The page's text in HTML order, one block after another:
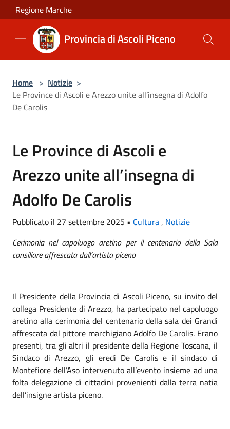
Salta al contenuto principale
Regione Marche
Provincia di Ascoli Piceno
Home > Notizie >
Le Province di Ascoli e Arezzo unite all’insegna di Adolfo
De Carolis
Le Province di Ascoli e
Arezzo unite all’insegna di
Adolfo De Carolis
Pubblicato il 27 settembre 2025 • Cultura, Notizie
Cerimonia nel capoluogo aretino per il centenario della Sala
consiliare affrescata dall’artista piceno
Il Presidente della Provincia di Ascoli Piceno, su invito del
collega Presidente di Arezzo, ha partecipato nel capoluogo
aretino alla cerimonia del centenario della sala dei Grandi
affrescata dal pittore marchigiano Adolfo De Carolis. Erano
presenti, tra gli altri il presidente della Regione Toscana, il
Sindaco di Arezzo, gli eredi De Carolis e il sindaco di
Montefiore dell’Aso intervenuto all’evento insieme ad una
folta delegazione di cittadini provenienti dalla terra natia
dell’insigne artista piceno.